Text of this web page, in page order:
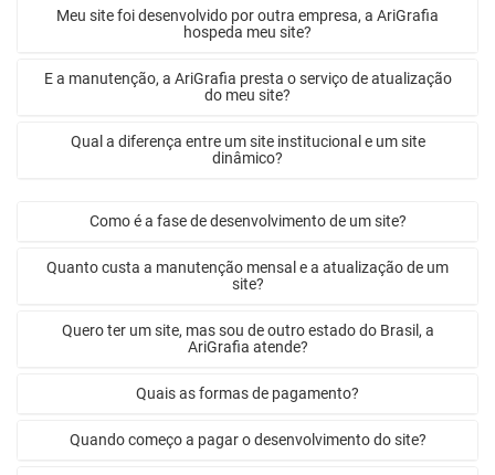
Meu site foi desenvolvido por outra empresa, a AriGrafia
hospeda meu site?
E a manutenção, a AriGrafia presta o serviço de atualização
do meu site?
Qual a diferença entre um site institucional e um site
dinâmico?
Como é a fase de desenvolvimento de um site?
Quanto custa a manutenção mensal e a atualização de um
site?
Quero ter um site, mas sou de outro estado do Brasil, a
AriGrafia atende?
Quais as formas de pagamento?
Quando começo a pagar o desenvolvimento do site?